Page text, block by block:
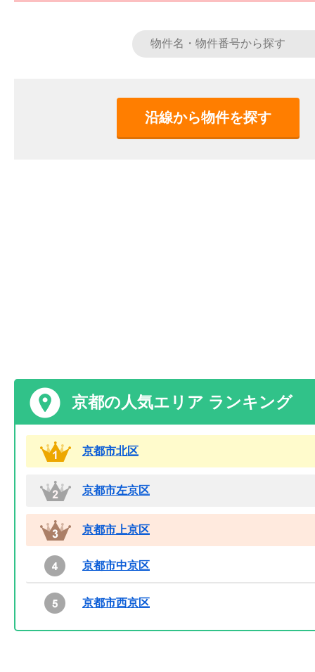
沿線から物件を探す
京都の人気エリア ランキング
京都市北区
京都市左京区
京都市上京区
京都市中京区
京都市西京区